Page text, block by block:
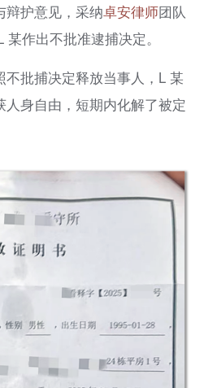
辩护意见，采纳卓安律师团队
作出不批准逮捕决定。
批捕决定释放当事人，L 某
人身自由，短期内化解了被定